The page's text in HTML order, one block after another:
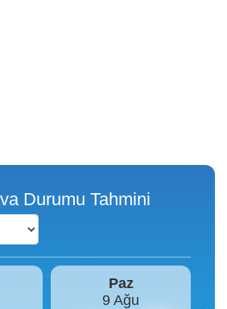
Durumu Tahmini
Pzt
10 Ağu